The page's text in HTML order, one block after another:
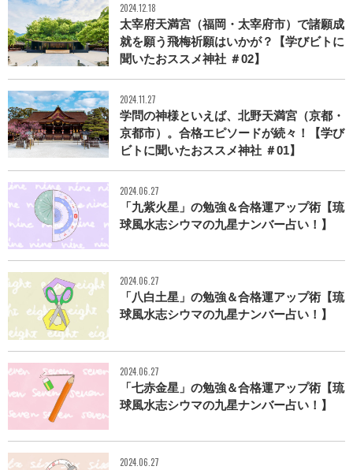
2024.12.18
太宰府天満宮（福岡・太宰府市）で諸願成
就を願う飛梅祈願はいかが？【学びビトに
聞いたおススメ神社 ＃02】
2024.11.27
学問の神様といえば、北野天満宮（京都・
京都市）。合格エピソードが続々！【学び
ビトに聞いたおススメ神社 ＃01】
2024.06.27
「九紫火星」の勉強＆合格運アップ術【琉
球風水志シウマの九星ナンバー占い！】
2024.06.27
「八白土星」の勉強＆合格運アップ術【琉
球風水志シウマの九星ナンバー占い！】
2024.06.27
「七赤金星」の勉強＆合格運アップ術【琉
球風水志シウマの九星ナンバー占い！】
2024.06.27